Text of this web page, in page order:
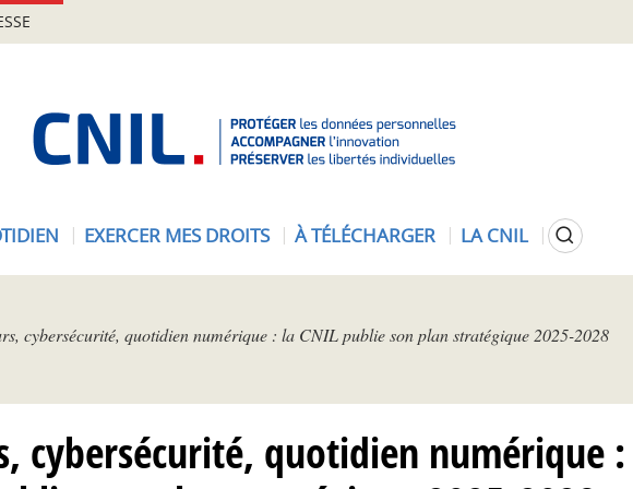
N
EXERCER MES DROITS À TÉLÉCHARGER LA CNIL
cybersécurité, quotidien numérique : la CNIL publie son plan stratégique 2025-2028
cybersécurité, quotidien numérique